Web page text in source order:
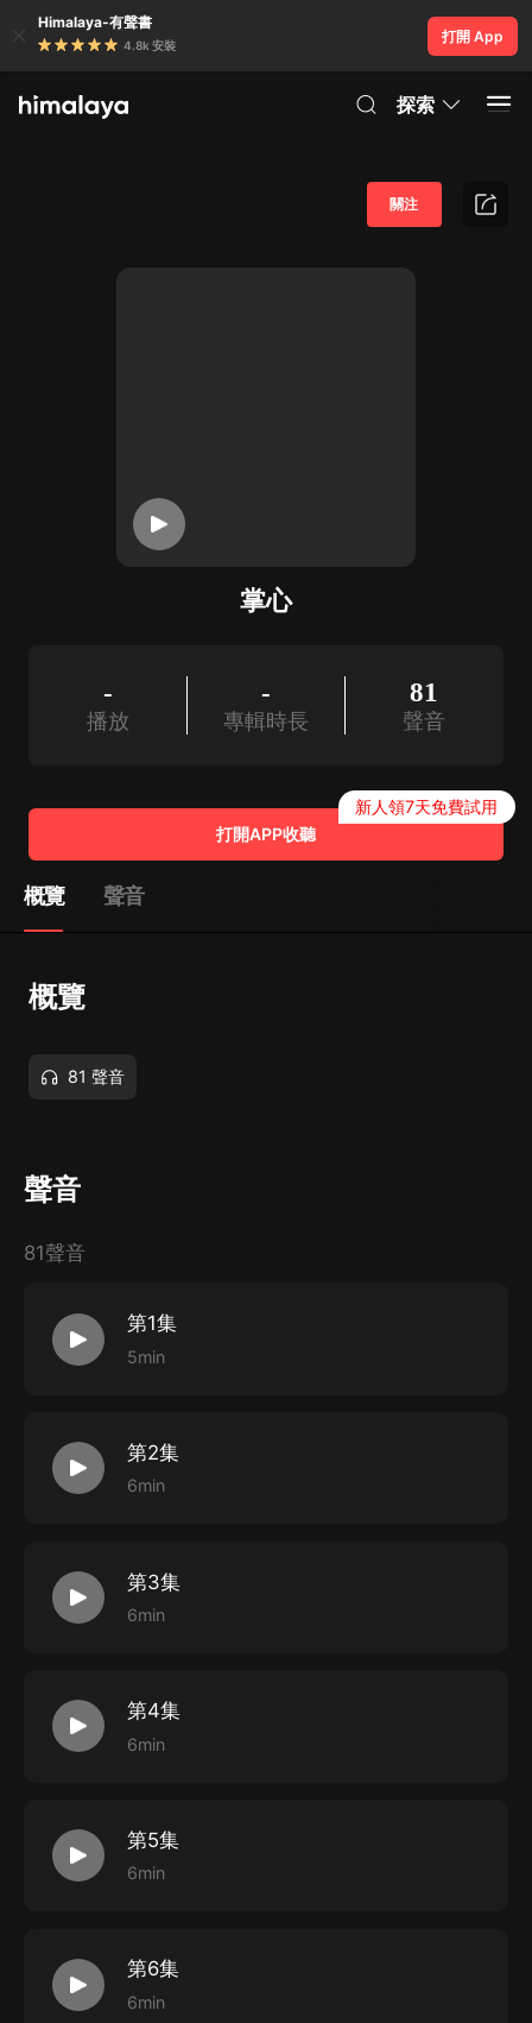
Himalaya-有聲書
4.8k 安裝
打開 App
探索
掌心
關注
-
播放
-
專輯時長
81
聲音
打開APP收聽
新人領7天免費試用
概覽 聲音
概覽
81 聲音
聲音
81聲音
第1集
5min
第2集
6min
第3集
6min
第4集
6min
第5集
6min
第6集
6min